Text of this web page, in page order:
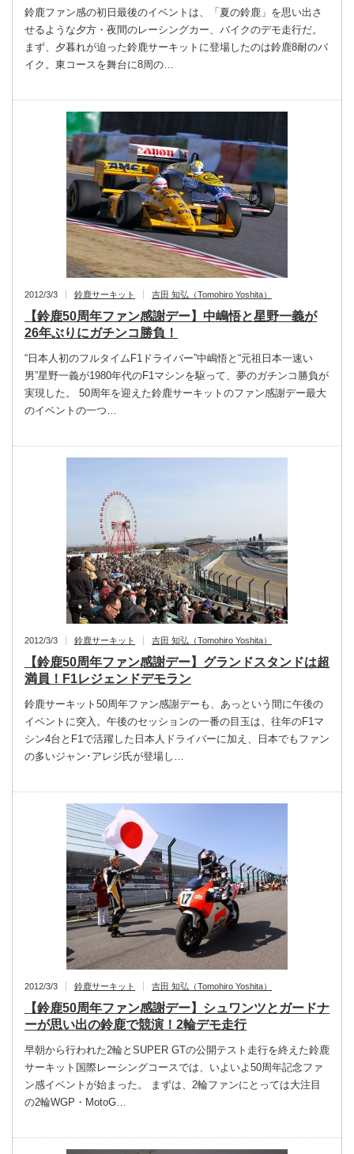
鈴鹿ファン感の初日最後のイベントは、「夏の鈴鹿」を思い出さ
せるような夕方・夜間のレーシングカー、バイクのデモ走行だ。
まず、夕暮れが迫った鈴鹿サーキットに登場したのは鈴鹿8耐のバ
イク。東コースを舞台に8周の…
2012/3/3 鈴鹿サーキット 吉田 知弘（Tomohiro Yoshita）
【鈴鹿50周年ファン感謝デー】中嶋悟と星野一義が
26年ぶりにガチンコ勝負！
“日本人初のフルタイムF1ドライバー”中嶋悟と“元祖日本一速い
男”星野一義が1980年代のF1マシンを駆って、夢のガチンコ勝負が
実現した。 50周年を迎えた鈴鹿サーキットのファン感謝デー最大
のイベントの一つ…
2012/3/3 鈴鹿サーキット 吉田 知弘（Tomohiro Yoshita）
【鈴鹿50周年ファン感謝デー】グランドスタンドは超
満員！F1レジェンドデモラン
鈴鹿サーキット50周年ファン感謝デーも、あっという間に午後の
イベントに突入。午後のセッションの一番の目玉は、往年のF1マ
シン4台とF1で活躍した日本人ドライバーに加え、日本でもファン
の多いジャン･アレジ氏が登場し…
2012/3/3 鈴鹿サーキット 吉田 知弘（Tomohiro Yoshita）
【鈴鹿50周年ファン感謝デー】シュワンツとガードナ
ーが思い出の鈴鹿で競演！2輪デモ走行
早朝から行われた2輪とSUPER GTの公開テスト走行を終えた鈴鹿
サーキット国際レーシングコースでは、いよいよ50周年記念ファ
ン感イベントが始まった。 まずは、2輪ファンにとっては大注目
の2輪WGP・MotoG…